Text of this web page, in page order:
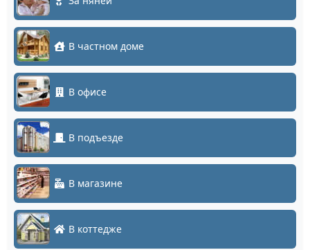
В частном доме
В офисе
В подъезде
В магазине
В коттедже